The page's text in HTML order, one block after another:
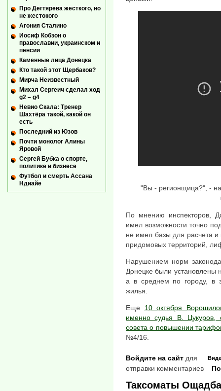
"Вы - регионщица?", -
По мнению инспекторов,
имел возможности точно
не имел базы для расчета
придомовых территорий,
Нарушением норм
Донецке были установлены
а в среднем по городу, в
жилья.
Еще 10 октября
именно судья В. Цукуров,
совета о повышении
№4/16.
Войдите на сайт для
отправки комментариев
Таксоматы
Про Дегтярева жесткого, но
не жестокого
Агония Сталино
Иосиф Кобзон о
православии, украинском и
пенсии
Каменные лица Донецка
Кто такой этот Щербаков?
Мирча Неизвестный
Михал Сергеич сделал ход
g2 – g4
Невио Скала: Тренер
Шахтёра такой, какой он
есть
Последний из Юзов
Почти монолог Алины
Яровой
Сергей Бубка о спорте,
политике и бизнесе
Футбол и смерть Ассана
Ндиайе